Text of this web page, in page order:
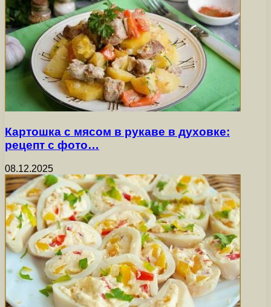
Картошка с мясом в рукаве в духовке:
рецепт с фото…
08.12.2025